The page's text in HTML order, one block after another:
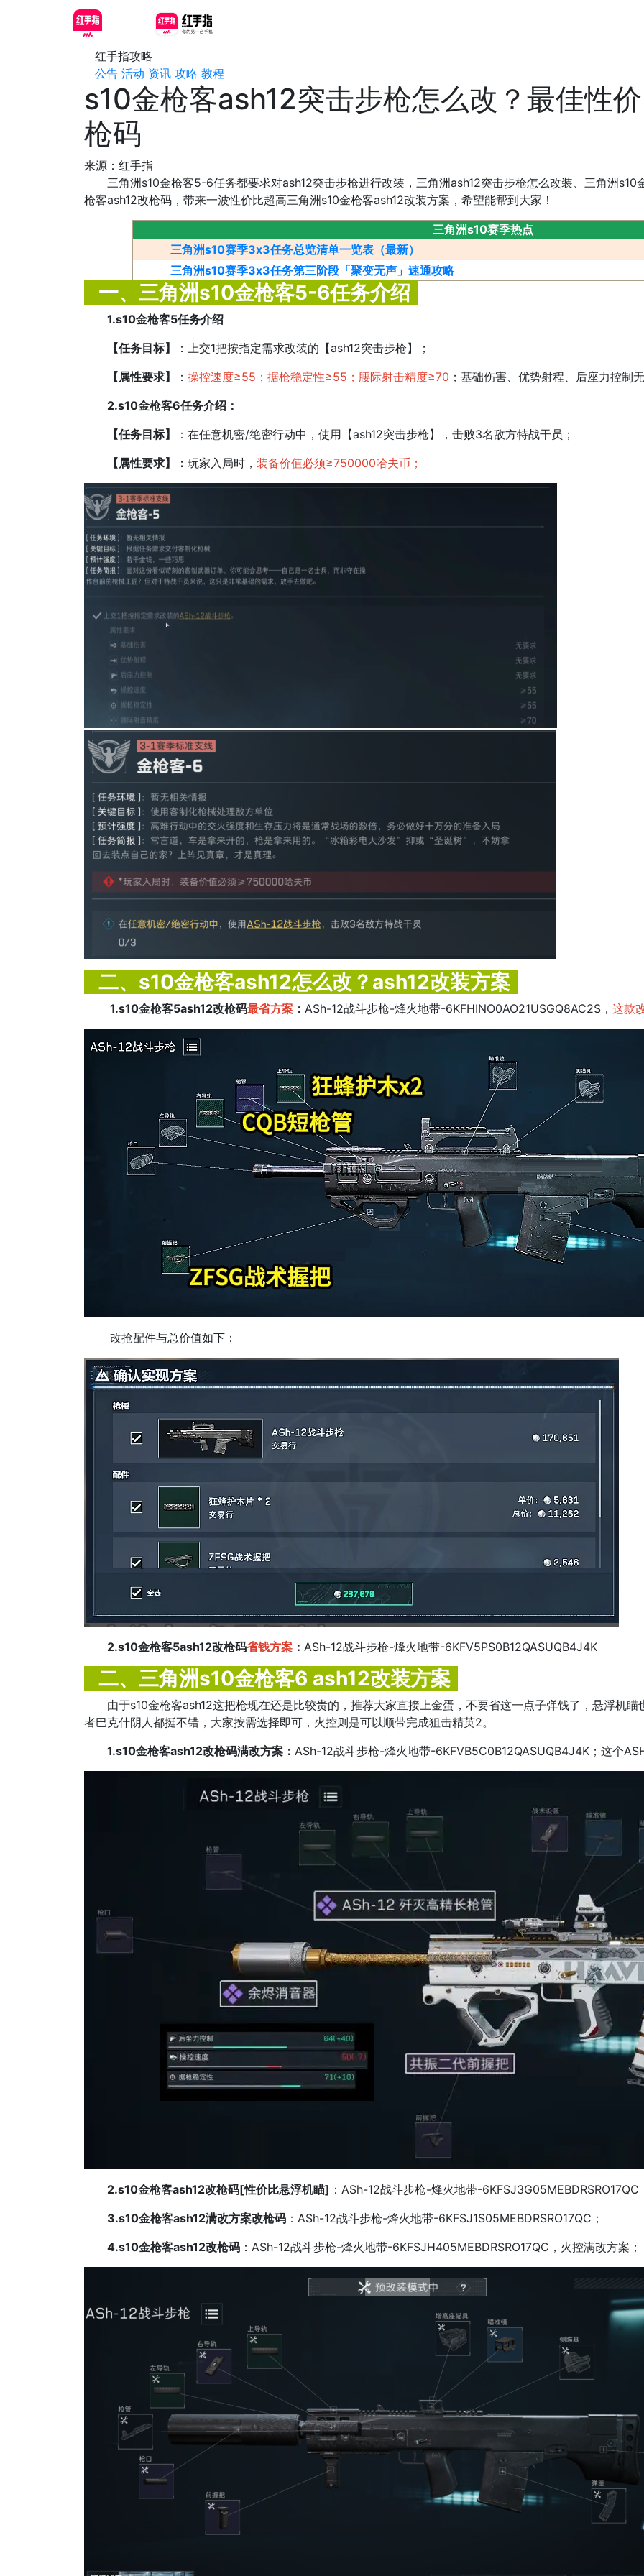
红手指攻略
公告 活动 资讯 攻略 教程
s10金枪客ash12突击步枪怎么改？最佳性
枪码
来源：红手指
三角洲s10金枪客5-6任务都要求对ash12突击步枪进行改装，三角洲ash12突击步枪怎么改装、三角洲s10
枪客ash12改枪码，带来一波性价比超高三角洲s10金枪客ash12改装方案，希望能帮到大家！
三角洲s10赛季热点
三角洲s10赛季3x3任务总览清单一览表（最新）
三角洲s10赛季3x3任务第三阶段「聚变无声」速通攻略
一、三角洲s10金枪客5-6任务介绍
1.s10金枪客5任务介绍
【任务目标】
：上交1把按指定需求改装的【ash12突击步枪】；
【属性要求】
： 操控速度≥55；据枪稳定性≥55；腰际射击精度≥70 ；基础伤害、优势射程、后座力控制
2.s10金枪客6任务介绍：
【任务目标】
：在任意机密/绝密行动中，使用【ash12突击步枪】，击败3名敌方特战干员；
【属性要求】： 玩家入局时， 装备价值必须≥750000哈夫币；
二、s10金枪客ash12怎么改？ash12改装方案
1.s10金枪客5ash12改枪码最省方案 ： ASh-12战斗步枪-烽火地带-6KFHINO0AO21USGQ8AC2S， 这款
改抢配件与总价值如下：
2.s10金枪客5ash12改枪码省钱方案 ： ASh-12战斗步枪-烽火地带-6KFV5PS0B12QASUQB4J4K
二、三角洲s10金枪客6 ash12改装方案
由于s10金枪客ash12这把枪现在还是比较贵的，推荐大家直接上金蛋，不要省这一点子弹钱了，悬浮机
者巴克什阴人都挺不错，大家按需选择即可，火控则是可以顺带完成狙击精英2。
1.s10金枪客ash12改枪码满改方案： ASh-12战斗步枪-烽火地带-6KFVB5C0B12QASUQB4J4K；这个
2.s10金枪客ash12改枪码[性价比悬浮机瞄] ：ASh-12战斗步枪-烽火地带-6KFSJ3G05MEBDRSRO17QC
3.s10金枪客ash12满改方案改枪码 ：ASh-12战斗步枪-烽火地带-6KFSJ1S05MEBDRSRO17QC；
4.s10金枪客ash12改枪码 ：ASh-12战斗步枪-烽火地带-6KFSJH405MEBDRSRO17QC，火控满改方案；